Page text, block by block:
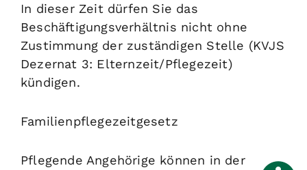
In dieser Zeit dürfen Sie das
Beschäftigungsverhältnis nicht ohne
Zustimmung der zuständigen Stelle (KVJS
Dezernat 3: Elternzeit/Pflegezeit)
kündigen.
Familienpflegezeitgesetz
Pflegende Angehörige können in der